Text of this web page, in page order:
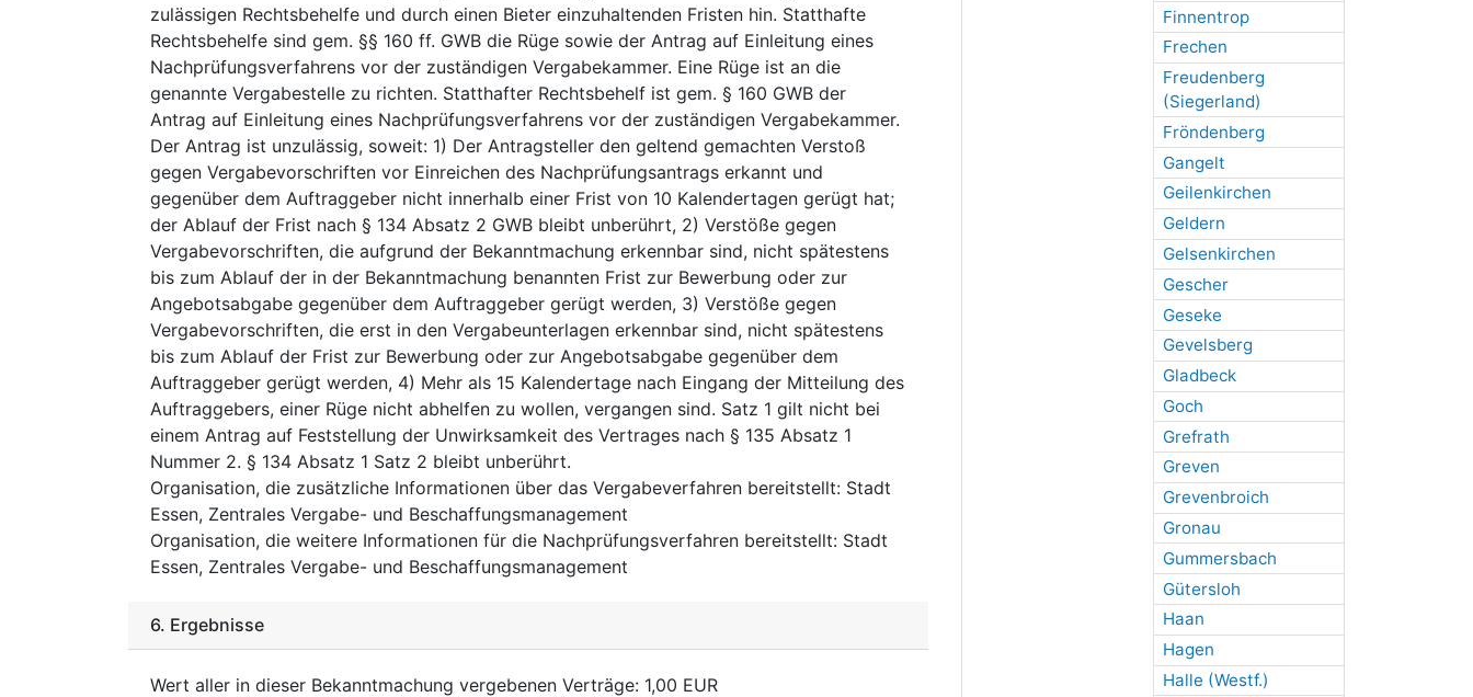
Finnentrop
Frechen
Freudenberg
(Siegerland)
Fröndenberg
Gangelt
Geilenkirchen
Geldern
Gelsenkirchen
Gescher
Geseke
Gevelsberg
Gladbeck
Goch
Grefrath
Greven
Grevenbroich
Gronau
Gummersbach
Gütersloh
Haan
Hagen
Halle (Westf.)
zulässigen Rechtsbehelfe und durch einen Bieter einzuhaltenden Fristen hin. Statthafte
Rechtsbehelfe sind gem. §§ 160 ff. GWB die Rüge sowie der Antrag auf Einleitung eines
Nachprüfungsverfahrens vor der zuständigen Vergabekammer. Eine Rüge ist an die
genannte Vergabestelle zu richten. Statthafter Rechtsbehelf ist gem. § 160 GWB der
Antrag auf Einleitung eines Nachprüfungsverfahrens vor der zuständigen Vergabekammer.
Der Antrag ist unzulässig, soweit: 1) Der Antragsteller den geltend gemachten Verstoß
gegen Vergabevorschriften vor Einreichen des Nachprüfungsantrags erkannt und
gegenüber dem Auftraggeber nicht innerhalb einer Frist von 10 Kalendertagen gerügt hat;
der Ablauf der Frist nach § 134 Absatz 2 GWB bleibt unberührt, 2) Verstöße gegen
Vergabevorschriften, die aufgrund der Bekanntmachung erkennbar sind, nicht spätestens
bis zum Ablauf der in der Bekanntmachung benannten Frist zur Bewerbung oder zur
Angebotsabgabe gegenüber dem Auftraggeber gerügt werden, 3) Verstöße gegen
Vergabevorschriften, die erst in den Vergabeunterlagen erkennbar sind, nicht spätestens
bis zum Ablauf der Frist zur Bewerbung oder zur Angebotsabgabe gegenüber dem
Auftraggeber gerügt werden, 4) Mehr als 15 Kalendertage nach Eingang der Mitteilung des
Auftraggebers, einer Rüge nicht abhelfen zu wollen, vergangen sind. Satz 1 gilt nicht bei
einem Antrag auf Feststellung der Unwirksamkeit des Vertrages nach § 135 Absatz 1
Nummer 2. § 134 Absatz 1 Satz 2 bleibt unberührt.
Organisation, die zusätzliche Informationen über das Vergabeverfahren bereitstellt: Stadt
Essen, Zentrales Vergabe- und Beschaffungsmanagement
Organisation, die weitere Informationen für die Nachprüfungsverfahren bereitstellt: Stadt
Essen, Zentrales Vergabe- und Beschaffungsmanagement
6. Ergebnisse
Wert aller in dieser Bekanntmachung vergebenen Verträge: 1,00 EUR